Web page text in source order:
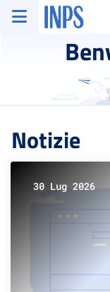
Vai al menu principale
Vai al contenuto
Vai al pie' di pagina
INPS ()
Notizie
30 Lug 2026